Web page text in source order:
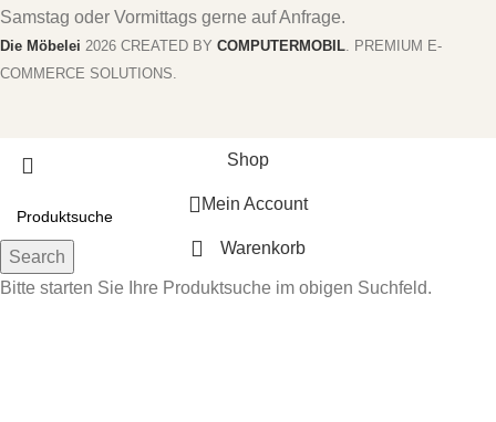
Samstag oder Vormittags gerne auf Anfrage.
Die Möbelei 2026 CREATED BY COMPUTERMOBIL . PREMIUM E-
COMMERCE SOLUTIONS.
Search
Bitte starten Sie Ihre Produktsuche im obigen Suchfeld.
Shop
Mein Account
Warenkorb